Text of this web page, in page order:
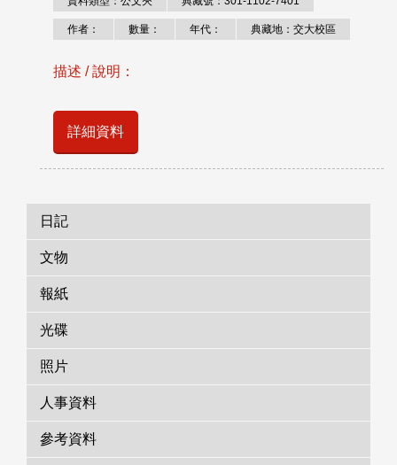
作者： 數量： 年代： 典藏地：交大校區
描述 / 說明：
詳細資料
日記
文物
報紙
光碟
照片
人事資料
參考資料